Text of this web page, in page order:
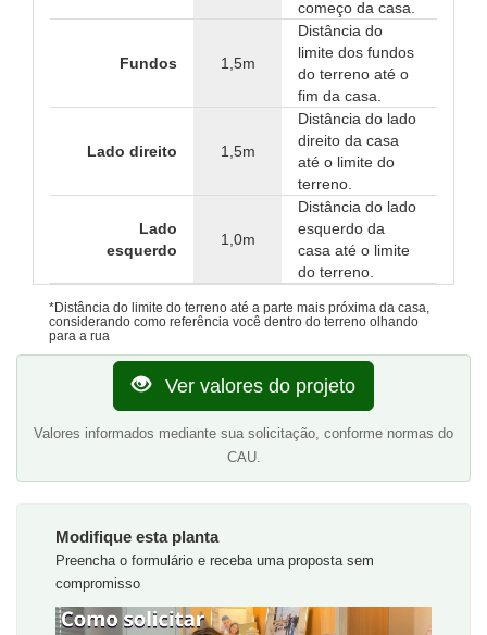
começo da casa.
Fundos 1,5m
Distância do
limite dos fundos
do terreno até o
fim da casa.
Lado direito 1,5m
Distância do lado
direito da casa
até o limite do
terreno.
Lado
esquerdo
1,0m
Distância do lado
esquerdo da
casa até o limite
do terreno.
*Distância do limite do terreno até a parte mais próxima da casa,
considerando como referência você dentro do terreno olhando
para a rua
Ver valores do projeto
Valores informados mediante sua solicitação, conforme normas do
CAU.
Modifique esta planta
Preencha o formulário e receba uma proposta sem
compromisso